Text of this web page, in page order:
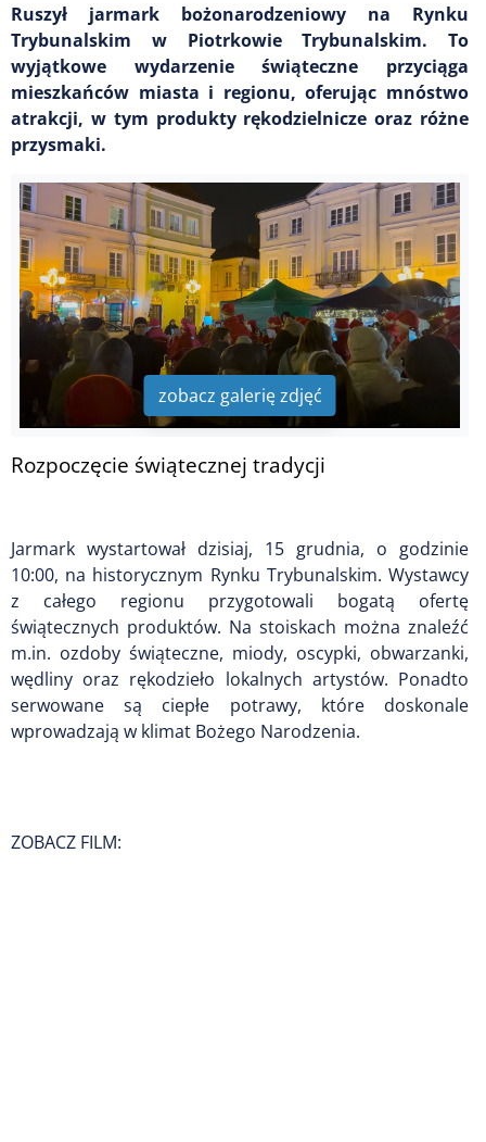
Ruszył jarmark bożonarodzeniowy na Rynku
Trybunalskim w Piotrkowie Trybunalskim. To
wyjątkowe wydarzenie świąteczne przyciąga
mieszkańców miasta i regionu, oferując mnóstwo
atrakcji, w tym produkty rękodzielnicze oraz różne
przysmaki.
zobacz galerię zdjęć
Rozpoczęcie świątecznej tradycji
Jarmark wystartował dzisiaj, 15 grudnia, o godzinie
10:00, na historycznym Rynku Trybunalskim. Wystawcy
z całego regionu przygotowali bogatą ofertę
świątecznych produktów. Na stoiskach można znaleźć
m.in. ozdoby świąteczne, miody, oscypki, obwarzanki,
wędliny oraz rękodzieło lokalnych artystów. Ponadto
serwowane są ciepłe potrawy, które doskonale
wprowadzają w klimat Bożego Narodzenia.
ZOBACZ FILM: